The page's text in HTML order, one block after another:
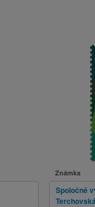
Známka
Spoločné